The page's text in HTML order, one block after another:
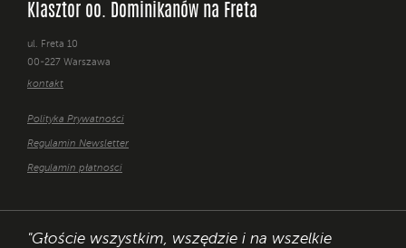
Klasztor oo. Dominikanów na Freta
ul. Freta 10
00-227 Warszawa
kontakt
Polityka Prywatności
Regulamin Newsletter
Regulamin płatności
"Głoście wszystkim, wszędzie i na wszelkie